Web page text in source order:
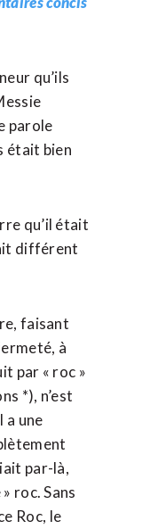
qu’ils
parole
était bien
qu’il était
différent
faisant
à
par « roc »
*), n’est
a une
par-là,
roc. Sans
Roc, le